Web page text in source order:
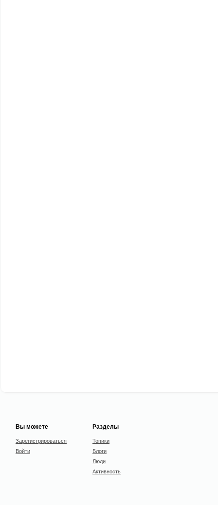
Вы можете
Зарегистрироваться
Войти
Разделы
Топики
Блоги
Люди
Активность